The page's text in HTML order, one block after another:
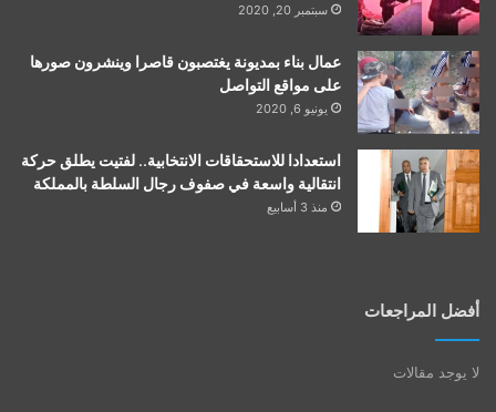
سبتمبر 20, 2020
عمال بناء بمديونة يغتصبون قاصرا وينشرون صورها
على مواقع التواصل
يونيو 6, 2020
استعدادا للاستحقاقات الانتخابية.. لفتيت يطلق حركة
انتقالية واسعة في صفوف رجال السلطة بالمملكة
منذ 3 أسابيع
أفضل المراجعات
لا يوجد مقالات